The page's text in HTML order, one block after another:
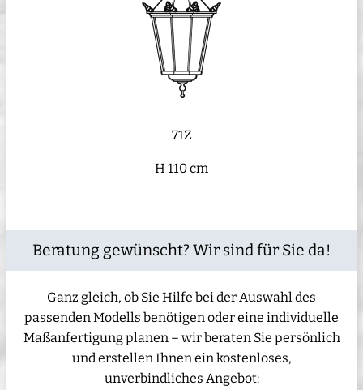
71Z
H 110 cm
Beratung gewünscht? Wir sind für Sie da!
Ganz gleich, ob Sie Hilfe bei der Auswahl des
passenden Modells benötigen oder eine individuelle
Maßanfertigung planen – wir beraten Sie persönlich
und erstellen Ihnen ein kostenloses,
unverbindliches Angebot: